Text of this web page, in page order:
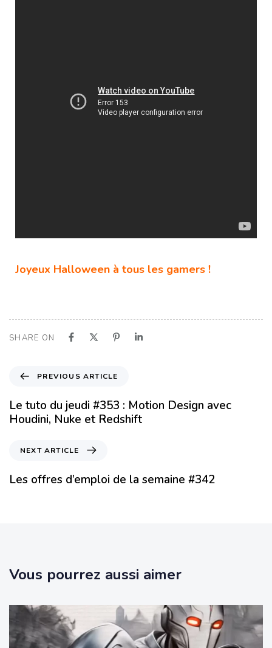
Joyeux Halloween à tous les gamers !
SHARE ON
PREVIOUS ARTICLE
Le tuto du jeudi #353 : Motion Design avec
Houdini, Nuke et Redshift
NEXT ARTICLE
Les offres d’emploi de la semaine #342
Vous pourrez aussi aimer